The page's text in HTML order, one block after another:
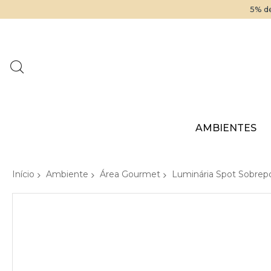
5%
AMBIENTES
Início Ambiente Área Gourmet Luminária Spot